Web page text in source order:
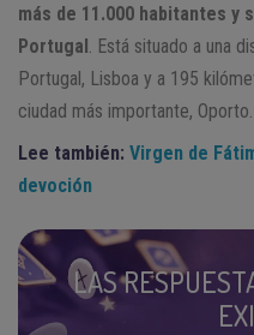
más de 11.000 habitantes y
Portugal . Está situado a una
Portugal, Lisboa y a 195
ciudad más importante, Oporto.
Lee también: Virgen de
devoción
LAS